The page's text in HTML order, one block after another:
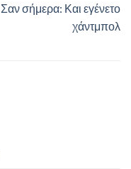
Σαν σήμερα: Και εγένετο
χάντμπολ